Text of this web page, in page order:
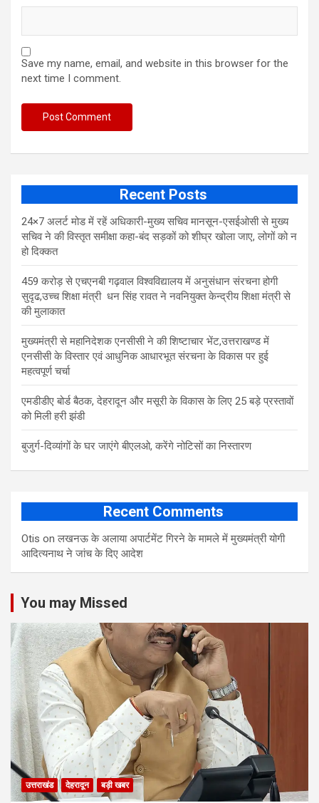
Save my name, email, and website in this browser for the
next time I comment.
Recent Posts
24×7 अलर्ट मोड में रहें अधिकारी-मुख्य सचिव मानसून-एसईओसी से मुख्य
सचिव ने की विस्तृत समीक्षा कहा-बंद सड़कों को शीघ्र खोला जाए, लोगों को न
हो दिक्कत
459 करोड़ से एचएनबी गढ़वाल विश्वविद्यालय में अनुसंधान संरचना होगी
सुदृढ,उच्च शिक्षा मंत्री धन सिंह रावत ने नवनियुक्त केन्द्रीय शिक्षा मंत्री से
की मुलाकात
मुख्यमंत्री से महानिदेशक एनसीसी ने की शिष्टाचार भेंट,उत्तराखण्ड में
एनसीसी के विस्तार एवं आधुनिक आधारभूत संरचना के विकास पर हुई
महत्वपूर्ण चर्चा
एमडीडीए बोर्ड बैठक, देहरादून और मसूरी के विकास के लिए 25 बड़े प्रस्तावों
को मिली हरी झंडी
बुजुर्ग-दिव्यांगों के घर जाएंगे बीएलओ, करेंगे नोटिसों का निस्तारण
Recent Comments
Otis onलखनऊ के अलाया अपार्टमेंट गिरने के मामले में मुख्‍यमंत्री योगी
आद‍ित्‍यनाथ ने जांच के द‍िए आदेश
You may Missed
उत्तराखंड देहरादून बड़ी खबर